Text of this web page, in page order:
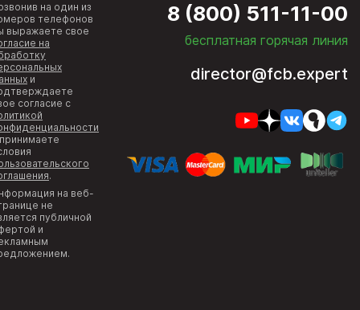
на один из
телефонов
выражаете свое
на
и
согласие с
.
на веб-
не
публичной
и
8 (800) 511-11-00
бесплатная горячая линия
director@fcb.expert